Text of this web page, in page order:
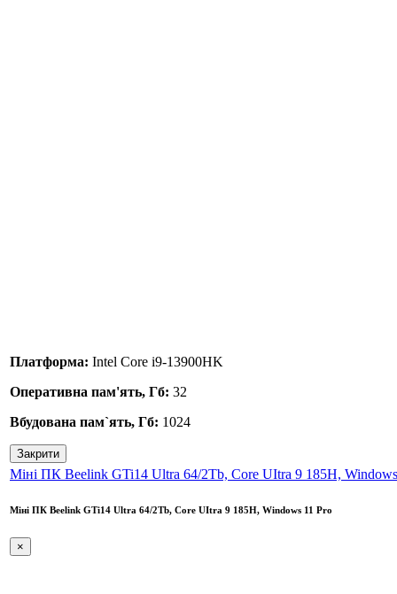
Платформа: Intel Core i9-13900HK
Оперативна пам'ять, Гб: 32
Вбудована пам`ять, Гб: 1024
Закрити
Міні ПК Beelink GTi14 Ultra 64/2Tb, Core UItra 9 185H,
Міні ПК Beelink GTi14 Ultra 64/2Tb, Core UItra 9 185H, Windows 11 Pro
×